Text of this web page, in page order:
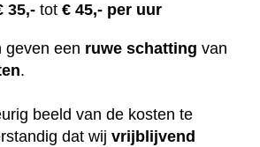
35,- tot € 45,- per uur
geven een ruwe schatting van
.
beeld van de kosten te
dat wij vrijblijvend